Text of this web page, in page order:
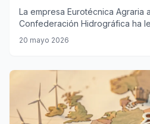
Doñana
La empresa Eurotécnica Agraria
Confederación Hidrográfica ha
captaciones de agua en la finca
20 mayo 2026